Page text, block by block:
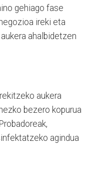
gehiago fase
ireki eta
ahalbidetzen
aukera
bezero kopurua
agindua